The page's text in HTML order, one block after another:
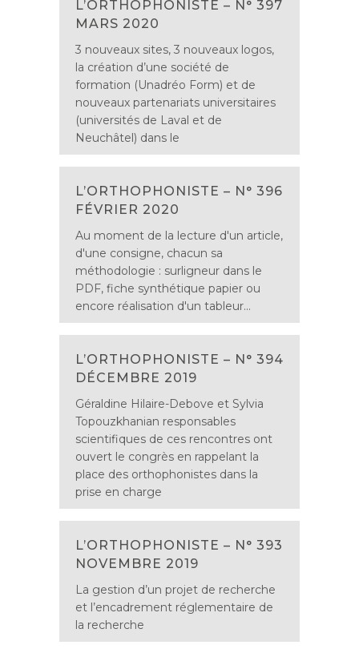
L’ORTHOPHONISTE – N° 397
MARS 2020
3 nouveaux sites, 3 nouveaux logos,
la création d’une société de
formation (Unadréo Form) et de
nouveaux partenariats universitaires
(universités de Laval et de
Neuchâtel) dans le
L’ORTHOPHONISTE – N° 396
FÉVRIER 2020
Au moment de la lecture d'un article,
d'une consigne, chacun sa
méthodologie : surligneur dans le
PDF, fiche synthétique papier ou
encore réalisation d'un tableur...
L’ORTHOPHONISTE – N° 394
DÉCEMBRE 2019
Géraldine Hilaire-Debove et Sylvia
Topouzkhanian responsables
scientifiques de ces rencontres ont
ouvert le congrès en rappelant la
place des orthophonistes dans la
prise en charge
L’ORTHOPHONISTE – N° 393
NOVEMBRE 2019
La gestion d’un projet de recherche
et l’encadrement réglementaire de
la recherche